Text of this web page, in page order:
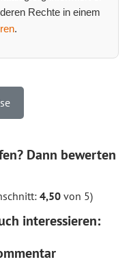
Rechte in einem
.
Dann bewerten
4,50 von 5)
interessieren: